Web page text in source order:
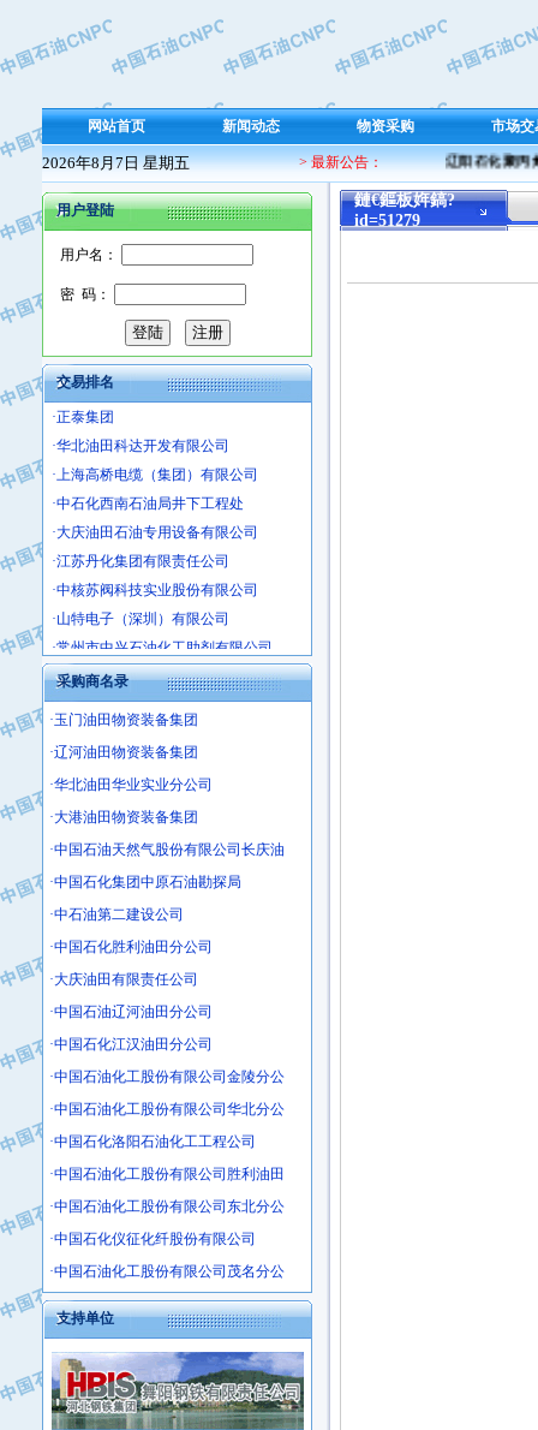
网站首页 新闻动态 物资采购 市场交
2026年8月7日 星期五 > 最新公告： 辽阳石化聚丙烯
用户登陆
用户名：
密 码：
交易排名
·保定北奥石油物探特种车辆制造有限
·盘锦辽河油田天意石油装备有限公司
·沧州市电气控制设备厂
·中船重工中南装备有限责任公司
·南石力天传动件有限公司
·浙江瑞普环境技术有限公司
·华北石油新大禹环保设备有限公司
·河北翼凌机械制造总厂
·萍乡市庞泰化工填料有限公司
·上海宝钢商贸有限公司
·辽河石油勘探局总机械厂
·正泰集团
·姜堰市三联助剂有限公司
·四川中光高技术研究所有限责任公司
·江苏天安防雷工程有限责任公司
·山东东营胜利工业园区
·自贡五洲防腐安装有限公司
·成都长江水处理设备有限公司
·中核苏阀科技实业股份有限公司
·济南柴油机股份有限公司
·上海科瑞曼士德电源系统集成有限公
·东方合金铸造厂
·保定北奥石油物探特种车辆制造有限
·盘锦辽河油田天意石油装备有限公司
·中国石油天然气管道局穿越公司
·南石力天传动件有限公司
·浙江瑞普环境技术有限公司
·华北石油新大禹环保设备有限公司
·河北翼凌机械制造总厂
·萍乡市庞泰化工填料有限公司
·实华(天津)国际贸易有限公司
·上海宝钢商贸有限公司
·辽河石油勘探局总机械厂
·正泰集团
·华北油田科达开发有限公司
采购商名录
·玉门油田物资装备集团
·辽河油田物资装备集团
·华北油田华业实业分公司
·大港油田物资装备集团
·中国石油天然气股份有限公司长庆油
·中国石化集团中原石油勘探局
·中石油第二建设公司
·中国石化胜利油田分公司
·大庆油田有限责任公司
·中国石油辽河油田分公司
·中国石化江汉油田分公司
·中国石油化工股份有限公司金陵分公
·中国石油化工股份有限公司华北分公
·中国石化洛阳石油化工工程公司
·中国石油化工股份有限公司胜利油田
·中国石油化工股份有限公司东北分公
·中国石化仪征化纤股份有限公司
·中国石油化工股份有限公司茂名分公
支持单位
鏈€鏂板姩鎬?
id=51279